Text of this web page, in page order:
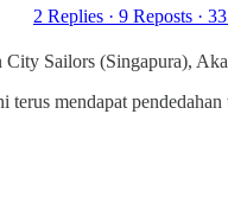
2 Replies · 9 Reposts ·
Sailors (Singapura),
mendapat